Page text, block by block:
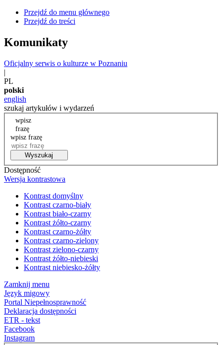
Przejdź do menu głównego
Przejdź do treści
Komunikaty
Oficjalny serwis o kulturze w Poznaniu
|
PL
polski
english
szukaj artykułów i wydarzeń
wpisz
frazę
wpisz frazę
Wyszukaj
Dostępność
Wersja kontrastowa
Kontrast domyślny
Kontrast czarno-biały
Kontrast biało-czarny
Kontrast żółto-czarny
Kontrast czarno-żółty
Kontrast czarno-zielony
Kontrast zielono-czarny
Kontrast żółto-niebieski
Kontrast niebiesko-żółty
Zamknij menu
Język migowy
Portal Niepełnosprawność
Deklaracja dostępności
ETR - tekst
Facebook
Instagram